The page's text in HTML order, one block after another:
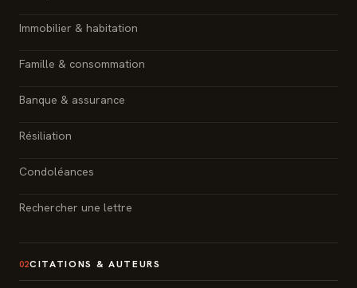
Immobilier & habitation
Famille & consommation
Banque & assurance
Résiliation
Condoléances
Rechercher une lettre
02CITATIONS & AUTEURS